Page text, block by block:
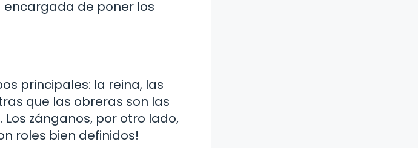
encargada de poner los
principales: la reina, las
que las obreras son las
zánganos, por otro lado,
roles bien definidos!